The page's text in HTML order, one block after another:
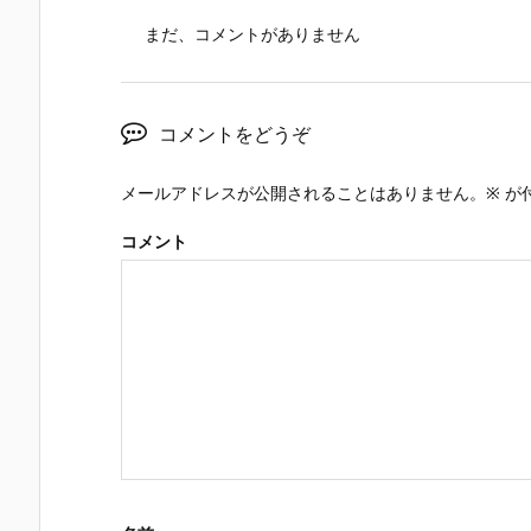
まだ、コメントがありません
コメントをどうぞ
メールアドレスが公開されることはありません。 ※ が
コメント